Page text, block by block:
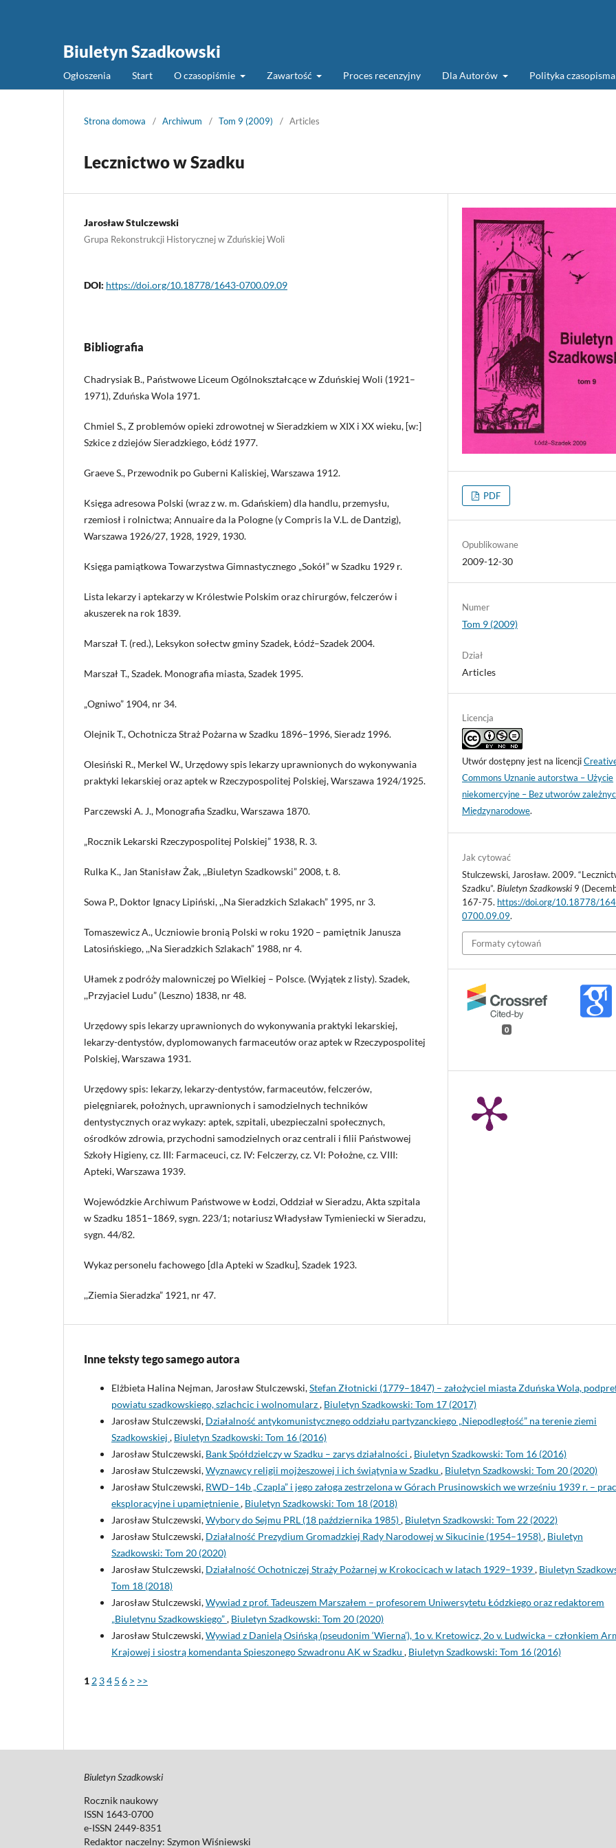
Biuletyn Szadkowski
Ogłoszenia Start O czasopiśmie Zawartość Proces recenzyjny Dla Autorów Polityka czasopisma
Strona domowa / Archiwum / Tom 9 (2009) / Articles
Lecznictwo w Szadku
Jarosław Stulczewski
Grupa Rekonstrukcji Historycznej w Zduńskiej Woli
DOI: https://doi.org/10.18778/1643-0700.09.09
Bibliografia
Chadrysiak B., Państwowe Liceum Ogólnokształcące w Zduńskiej Woli (1921–
1971), Zduńska Wola 1971.
Chmiel S., Z problemów opieki zdrowotnej w Sieradzkiem w XIX i XX wieku, [w:]
Szkice z dziejów Sieradzkiego, Łódź 1977.
Graeve S., Przewodnik po Guberni Kaliskiej, Warszawa 1912.
Księga adresowa Polski (wraz z w. m. Gdańskiem) dla handlu, przemysłu,
rzemiosł i rolnictwa; Annuaire da la Pologne (y Compris la V.L. de Dantzig),
Warszawa 1926/27, 1928, 1929, 1930.
Księga pamiątkowa Towarzystwa Gimnastycznego „Sokół” w Szadku 1929 r.
Lista lekarzy i aptekarzy w Królestwie Polskim oraz chirurgów, felczerów i
akuszerek na rok 1839.
Marszał T. (red.), Leksykon sołectw gminy Szadek, Łódź–Szadek 2004.
Marszał T., Szadek. Monografia miasta, Szadek 1995.
„Ogniwo” 1904, nr 34.
Olejnik T., Ochotnicza Straż Pożarna w Szadku 1896–1996, Sieradz 1996.
Olesiński R., Merkel W., Urzędowy spis lekarzy uprawnionych do wykonywania
praktyki lekarskiej oraz aptek w Rzeczypospolitej Polskiej, Warszawa 1924/1925.
Parczewski A. J., Monografia Szadku, Warszawa 1870.
„Rocznik Lekarski Rzeczypospolitej Polskiej” 1938, R. 3.
Rulka K., Jan Stanisław Żak, ,,Biuletyn Szadkowski” 2008, t. 8.
Sowa P., Doktor Ignacy Lipiński, ,,Na Sieradzkich Szlakach” 1995, nr 3.
Tomaszewicz A., Uczniowie bronią Polski w roku 1920 – pamiętnik Janusza
Latosińskiego, ,,Na Sieradzkich Szlakach” 1988, nr 4.
Ułamek z podróży malowniczej po Wielkiej – Polsce. (Wyjątek z listy). Szadek,
,,Przyjaciel Ludu” (Leszno) 1838, nr 48.
Urzędowy spis lekarzy uprawnionych do wykonywania praktyki lekarskiej,
lekarzy-dentystów, dyplomowanych farmaceutów oraz aptek w Rzeczypospolitej
Polskiej, Warszawa 1931.
Urzędowy spis: lekarzy, lekarzy-dentystów, farmaceutów, felczerów,
pielęgniarek, położnych, uprawnionych i samodzielnych techników
dentystycznych oraz wykazy: aptek, szpitali, ubezpieczalni społecznych,
ośrodków zdrowia, przychodni samodzielnych oraz centrali i filii Państwowej
Szkoły Higieny, cz. III: Farmaceuci, cz. IV: Felczerzy, cz. VI: Położne, cz. VIII:
Apteki, Warszawa 1939.
Wojewódzkie Archiwum Państwowe w Łodzi, Oddział w Sieradzu, Akta szpitala
w Szadku 1851–1869, sygn. 223/1; notariusz Władysław Tymieniecki w Sieradzu,
sygn. 44/82.
Wykaz personelu fachowego [dla Apteki w Szadku], Szadek 1923.
,,Ziemia Sieradzka” 1921, nr 47.
PDF
Opublikowane
2009-12-30
Numer
Tom 9 (2009)
Dział
Articles
Licencja
Utwór dostępny jest na licencji
Commons Uznanie autorstwa – Użycie
niekomercyjne – Bez utworów
Międzynarodowe.
Jak cytować
Stulczewski, Jarosław. 2009.
Szadku”.Biuletyn Szadkowski 9
167-75. https://doi.org/10.18778/
0700.09.09.
Formaty cytowań
0
Inne teksty tego samego autora
Elżbieta Halina Nejman, Jarosław Stulczewski,Stefan Złotnicki (1779–1847) – założyciel miasta Zduńska Wola,
powiatu szadkowskiego, szlachcic i wolnomularz, Biuletyn Szadkowski: Tom 17 (2017)
Jarosław Stulczewski, Działalność antykomunistycznego oddziału partyzanckiego „Niepodległość” na terenie ziemi
Szadkowskiej , Biuletyn Szadkowski: Tom 16 (2016)
Jarosław Stulczewski, Bank Spółdzielczy w Szadku – zarys działalności , Biuletyn Szadkowski: Tom 16 (2016)
Jarosław Stulczewski,Wyznawcy religii mojżeszowej i ich świątynia w Szadku , Biuletyn Szadkowski: Tom 20 (2020)
Jarosław Stulczewski, RWD–14b „Czapla” i jego załoga zestrzelona w Górach Prusinowskich we wrześniu 1939 r. –
eksploracyjne i upamiętnienie, Biuletyn Szadkowski: Tom 18 (2018)
Jarosław Stulczewski,Wybory do Sejmu PRL (18 października 1985), Biuletyn Szadkowski: Tom 22 (2022)
Jarosław Stulczewski, Działalność Prezydium Gromadzkiej Rady Narodowej w Sikucinie (1954–1958), Biuletyn
Szadkowski: Tom 20 (2020)
Jarosław Stulczewski, Działalność Ochotniczej Straży Pożarnej w Krokocicach w latach 1929–1939, Biuletyn
Tom 18 (2018)
Jarosław Stulczewski,Wywiad z prof. Tadeuszem Marszałem – profesorem Uniwersytetu Łódzkiego oraz redaktorem
„Biuletynu Szadkowskiego”, Biuletyn Szadkowski: Tom 20 (2020)
Jarosław Stulczewski,Wywiad z Danielą Osińską (pseudonim ‘Wierna’), 1o v. Kretowicz, 2o v. Ludwicka – członkiem
Krajowej i siostrą komendanta Spieszonego Szwadronu AK w Szadku , Biuletyn Szadkowski: Tom 16 (2016)
1 2 34 5 6 > >>
Biuletyn Szadkowski
Rocznik naukowy
ISSN 1643-0700
e-ISSN 2449-8351
Redaktor naczelny: Szymon Wiśniewski